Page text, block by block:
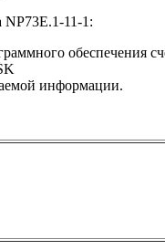
NP73E.1-11-1:
обеспечения
информации.